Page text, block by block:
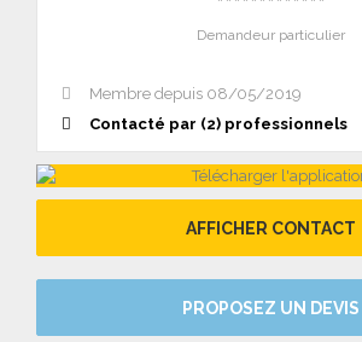
Demandeur particulier
Membre depuis 08/05/2019
Contacté par (2) professionnels
AFFICHER CONTACT
PROPOSEZ UN DEVIS